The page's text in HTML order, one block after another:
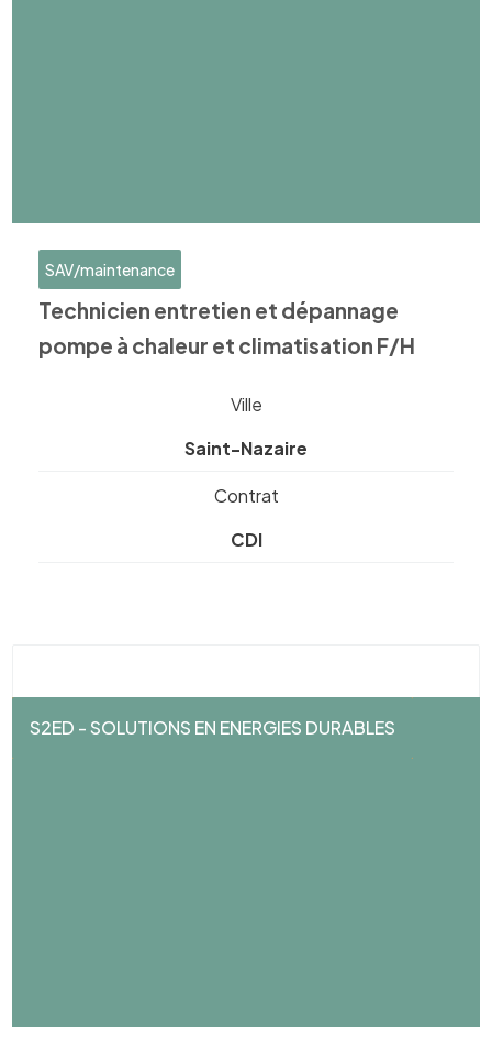
SAV/maintenance
Technicien entretien et dépannage
pompe à chaleur et climatisation F/H
Ville
Saint-Nazaire
Contrat
CDI
S2ED - SOLUTIONS EN ENERGIES DURABLES